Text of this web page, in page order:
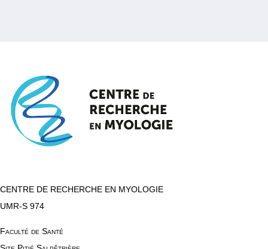
CENTRE DE RECHERCHE EN MYOLOGIE
UMR-S 974
Faculté de Santé